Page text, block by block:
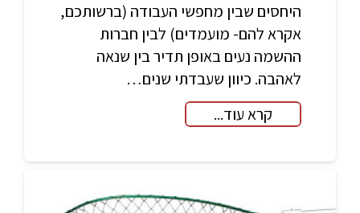
היחסים שבין מחפשי העבודה (ברשותכם,
אקרא להם- מועמדים) לבין חברות
ההשמה נעים באופן תדיר בין שנאה
לאהבה. כיוון שעבדתי שנים…
קרא עוד...